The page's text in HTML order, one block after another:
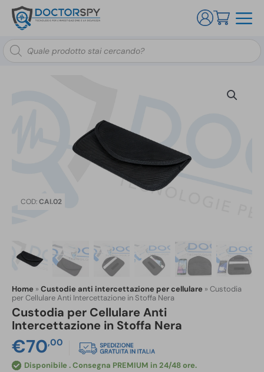
Ricerca
prodotti
COD:CAI.02
Home » Custodie anti intercettazione per cellulare » Custodia
per Cellulare Anti Intercettazione in Stoffa Nera
Custodia per Cellulare Anti
Intercettazione in Stoffa Nera
€70,00
Disponibile